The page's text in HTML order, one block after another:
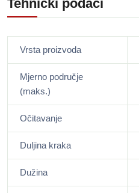
Tehnički podaci
Vrsta proizvoda
Mjerno područje
(maks.)
Očitavanje
Duljina kraka
Dužina